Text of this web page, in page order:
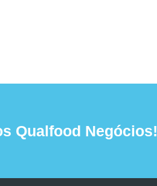
Qualfood Negócios!